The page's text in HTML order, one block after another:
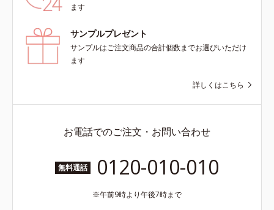
ます
サンプルプレゼント
サンプルはご注文商品の合計個数までお選びいただけ
ます
詳しくはこちら
お電話でのご注文・お問い合わせ
無料通話 0120-010-010
午前9時より午後7時まで